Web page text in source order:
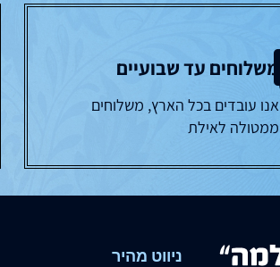
משלוחים עד שבועיים
אנו עובדים בכל הארץ, משלוחים
ממטולה לאילת
ניווט מהיר